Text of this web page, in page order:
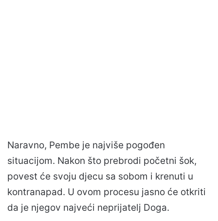
Naravno, Pembe je najviše pogođen
situacijom. Nakon što prebrodi početni šok,
povest će svoju djecu sa sobom i krenuti u
kontranapad. U ovom procesu jasno će otkriti
da je njegov najveći neprijatelj Doga.